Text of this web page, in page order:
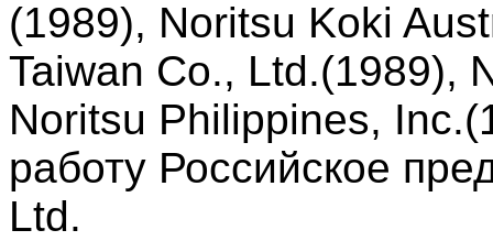
(1989), Noritsu Koki
Taiwan Co., Ltd.(1989),
Noritsu Philippines,
работу Российское
Ltd.